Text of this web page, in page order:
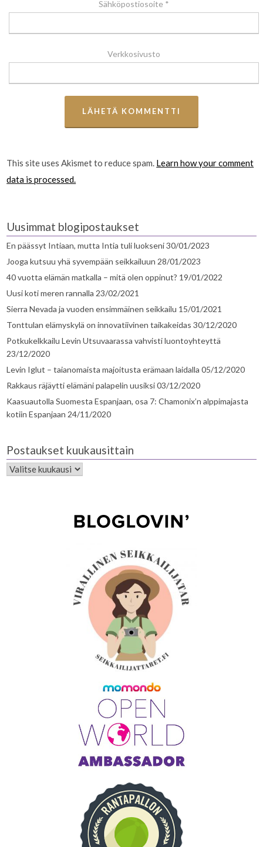
Sähköpostiosoite *
Verkkosivusto
This site uses Akismet to reduce spam. Learn how your comment
data is processed.
Uusimmat blogipostaukset
En päässyt Intiaan, mutta Intia tuli luokseni30/01/2023
Jooga kutsuu yhä syvempään seikkailuun 28/01/2023
40 vuotta elämän matkalla – mitä olen oppinut? 19/01/2022
Uusi koti meren rannalla 23/02/2021
Sierra Nevada ja vuoden ensimmäinen seikkailu 15/01/2021
Tonttulan elämyskylä on innovatiivinen taikakeidas 30/12/2020
Potkukelkkailu Levin Utsuvaarassa vahvisti luontoyhteyttä
23/12/2020
Levin Iglut – taianomaista majoitusta erämaan laidalla 05/12/2020
Rakkaus räjäytti elämäni palapelin uusiksi03/12/2020
Kaasuautolla Suomesta Espanjaan, osa 7: Chamonix’n alppimajasta
kotiin Espanjaan 24/11/2020
Postaukset kuukausittain